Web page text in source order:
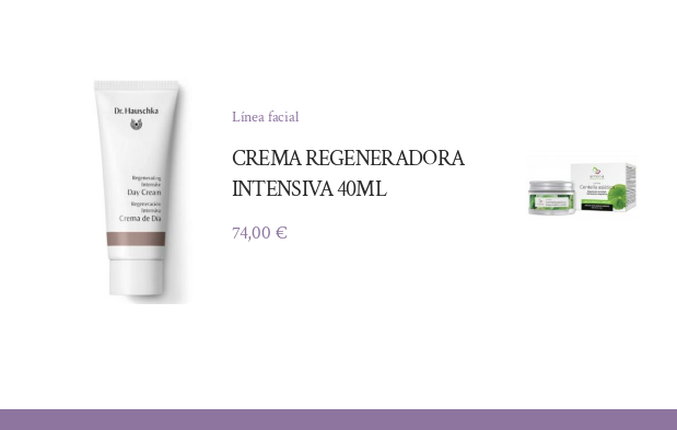
Línea facial
CREMA REGENERADORA
INTENSIVA 40ML
74,00 €